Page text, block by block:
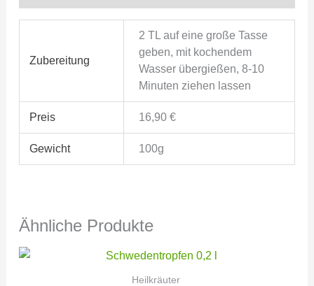
Zubereitung
2 TL auf eine große Tasse
geben, mit kochendem
Wasser übergießen, 8-10
Minuten ziehen lassen
Preis 16,90 €
Gewicht 100g
Ähnliche Produkte
Heilkräuter